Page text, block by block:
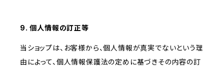
9. 個人情報の訂正等
当ショップは、お客様から、個人情報が真実でないという理
由によって、個人情報保護法の定めに基づきその内容の訂